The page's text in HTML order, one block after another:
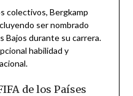
colectivos, Bergkamp
ser nombrado
Bajos durante su carrera.
habilidad y
de los Países